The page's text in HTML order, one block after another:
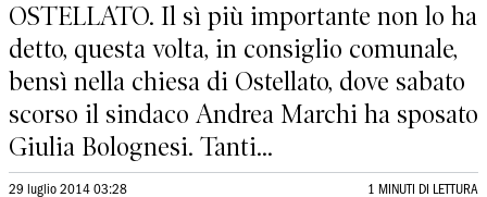
OSTELLATO. Il sì più importante non lo ha
detto, questa volta, in consiglio comunale,
bensì nella chiesa di Ostellato, dove sabato
scorso il sindaco Andrea Marchi ha sposato
Giulia Bolognesi. Tanti...
29 luglio 2014 03:28 1 MINUTI DI LETTURA